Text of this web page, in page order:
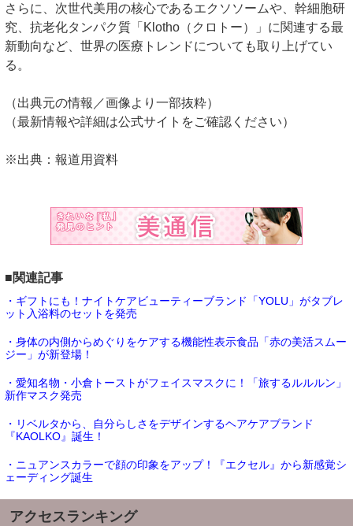
さらに、次世代美用の核心であるエクソソームや、幹細胞研
究、抗老化タンパク質「Klotho（クロトー）」に関連する最
新動向など、世界の医療トレンドについても取り上げてい
る。
（出典元の情報／画像より一部抜粋）
（最新情報や詳細は公式サイトをご確認ください）
※出典：報道用資料
■関連記事
・ギフトにも！ナイトケアビューティーブランド「YOLU」がタブレ
ット入浴料のセットを発売
・身体の内側からめぐりをケアする機能性表示食品「赤の美活スムー
ジー」が新登場！
・愛知名物・小倉トーストがフェイスマスクに！「旅するルルルン」
新作マスク発売
・リベルタから、自分らしさをデザインするヘアケアブランド
『KAOLKO』誕生！
・ニュアンスカラーで顔の印象をアップ！『エクセル』から新感覚シ
ェーディング誕生
アクセスランキング